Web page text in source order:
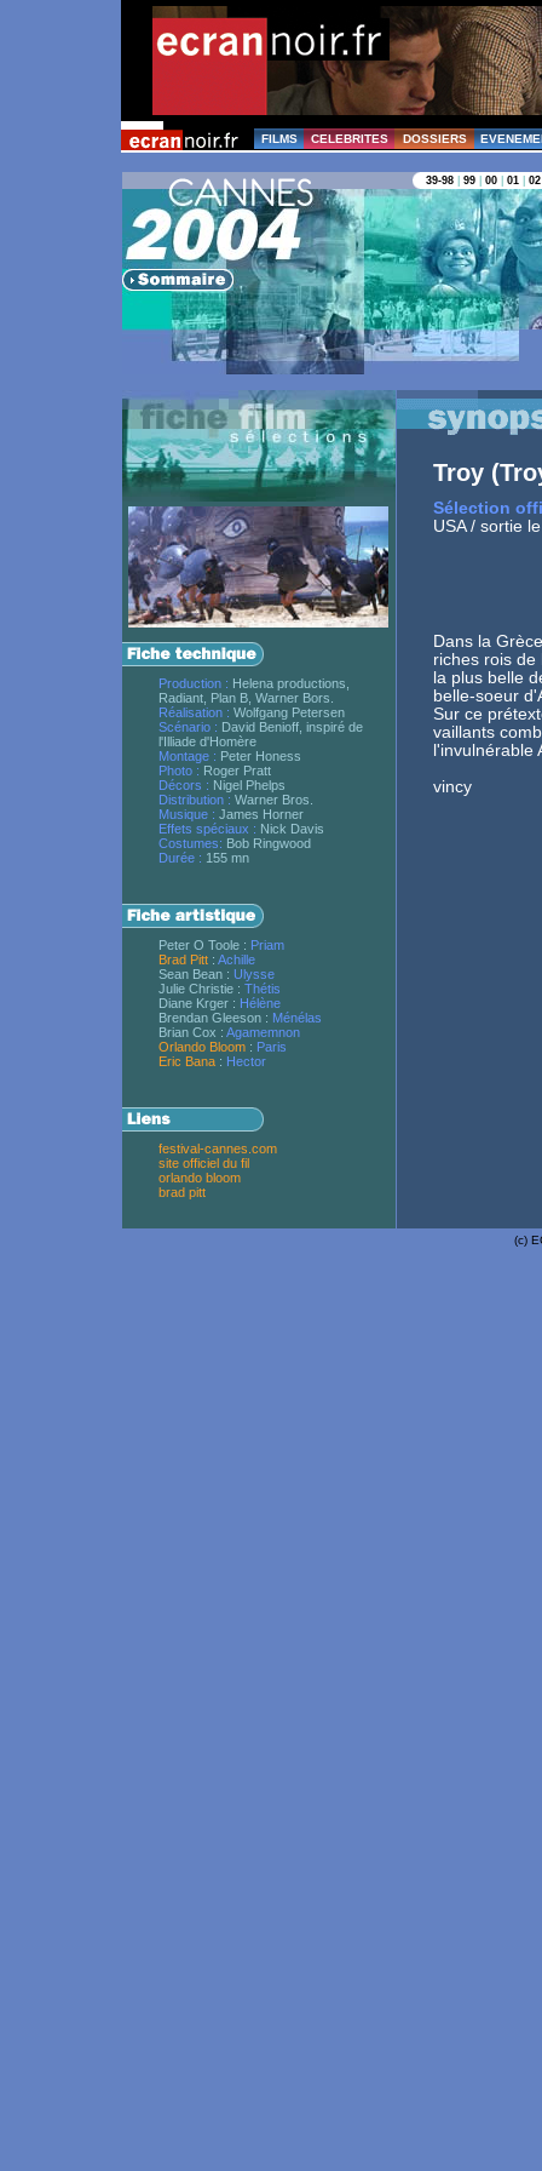
FILMS CELEBRITES DOSSIERS
39-98 99 00 01 02
Production : Helena productions,
Radiant, Plan B, Warner Bors.
Réalisation : Wolfgang Petersen
Scénario : David Benioff, inspiré de
l'Illiade d'Homère
Montage : Peter Honess
Photo : Roger Pratt
Décors : Nigel Phelps
Distribution : Warner Bros.
Musique : James Horner
Effets spéciaux : Nick Davis
Costumes: Bob Ringwood
Durée : 155 mn
Peter O Toole : Priam
Brad Pitt : Achille
Sean Bean : Ulysse
Julie Christie : Thétis
Diane Krger : Hélène
Brendan Gleeson : Ménélas
Brian Cox : Agamemnon
Orlando Bloom : Paris
Eric Bana : Hector
festival-cannes.com
site officiel du fil
orlando bloom
brad pitt
Troy
Sélection
USA / sortie
Dans la
riches rois de
la plus belle
belle-soeur
Sur ce
vaillants
l'invulnérable
vincy
(c)